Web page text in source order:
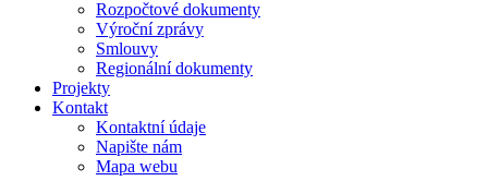
Rozpočtové dokumenty
Výroční zprávy
Smlouvy
Regionální dokumenty
Projekty
Kontakt
Kontaktní údaje
Napište nám
Mapa webu